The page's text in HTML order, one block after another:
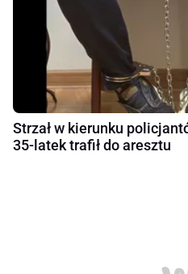
Strzał w kierunku
35-latek trafił do aresztu